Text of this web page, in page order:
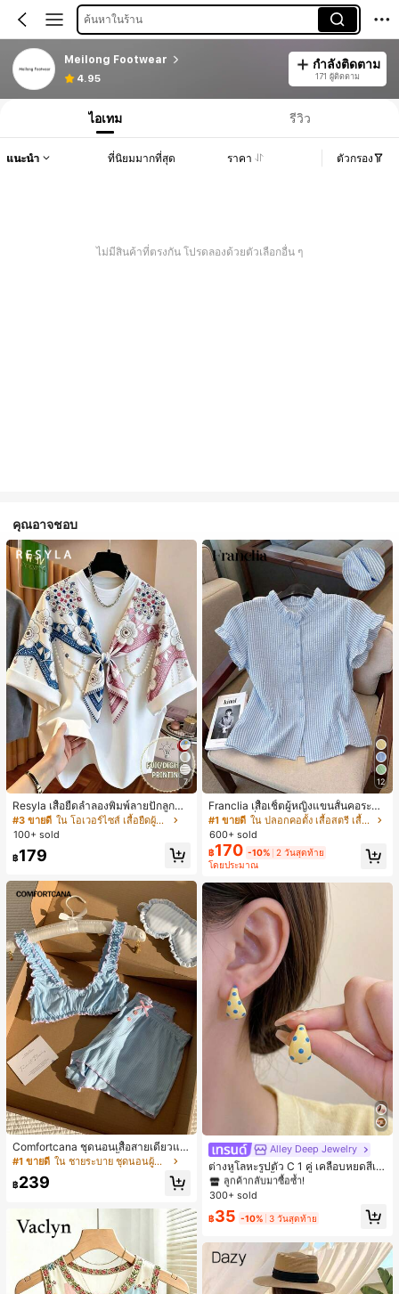
ค้นหาในร้าน
Meilong Footwear
4.95
กำลังติดตาม
171 ผู้ติดตาม
ไอเทม รีวิว
แนะนำ ที่นิยมมากที่สุด ราคา ตัวกรอง
ไม่มีสินค้าที่ตรงกัน โปรดลองด้วยตัวเลือกอื่น ๆ
คุณอาจชอบ
7
Resyla เสื้อยืดลำลองพิมพ์ลายปักลูกปัด
รูปโบว์ขนาดใหญ่สำหรับผู้หญิง
#3 ขายดี
ใน โอเวอร์ไซส์ เสื้อยืดผู้หญิง
100+ sold
฿179
Comfortcana ชุดนอนเสื้อสายเดี่ยวแต่
งระบายและกางเกงขาสั้นสำหรับผู้หญิง
#1 ขายดี ใน ชายระบาย ชุดนอนผู้หญิง
฿239
12
Franclia เสื้อเชิ้ตผู้หญิงแขนสั้นคอระบา
ยกระดุมเดี่ยวลายทาง
#1 ขายดี
ใน ปลอกคอตั้ง เสื้อสตรี เสื้อเบลาส์ & Tee
600+ sold
฿170 -10% 2 วันสุดท้าย
โดยประมาณ
Alley Deep Jewelry
ต่างหูโลหะรูปตัว C 1 คู่ เคลือบหยดสีเห
ลือง ลายจุดสีน้ำเงิน สไตล์ยุโรปและอเม
ริกัน แฟชั่นส่วนตัว หวานและสง่างาม
ดินทาง งานแต่งงาน ปาร์ตี้ วันเกิด ของ
ใน โบโฮ ต่างหูผู้หญิง
ลูกค้ากลับมาซื้อซ้ำ!
เกือบหมดแล้ว!
#1 ขายดี ใน โบโฮ ต่างหูผู้หญิง
ลูกค้ากลับมาซื้อซ้ำ!
เกือบหมดแล้ว!
#1 ขายดี ใน โบโฮ ต่างหูผู้หญิง
ลูกค้ากลับมาซื้อซ้ำ!
เกือบหมดแล้ว!
#1 ขายดี ใน โบโฮ ต่างหูผู้หญิง
ลูกค้ากลับมาซื้อซ้ำ!
เกือบหมดแล้ว!
300+ sold
฿35 -10% 3 วันสุดท้าย